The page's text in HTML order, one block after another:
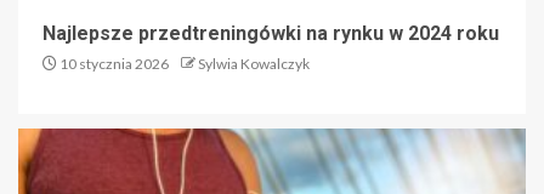
Najlepsze przedtreningówki na rynku w 2024 roku
10 stycznia 2026 Sylwia Kowalczyk